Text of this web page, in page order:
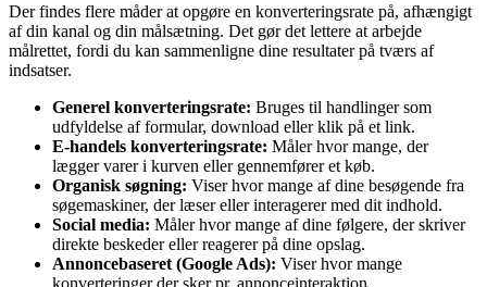
Der findes flere måder at opgøre en konverteringsrate på, afhængigt
af din kanal og din målsætning. Det gør det lettere at arbejde
målrettet, fordi du kan sammenligne dine resultater på tværs af
indsatser.
Generel konverteringsrate: Bruges til handlinger som
udfyldelse af formular, download eller klik på et link.
E-handels konverteringsrate: Måler hvor mange, der
lægger varer i kurven eller gennemfører et køb.
Organisk søgning: Viser hvor mange af dine besøgende fra
søgemaskiner, der læser eller interagerer med dit indhold.
Social media: Måler hvor mange af dine følgere, der skriver
direkte beskeder eller reagerer på dine opslag.
Annoncebaseret (Google Ads): Viser hvor mange
konverteringer der sker pr. annonceinteraktion.